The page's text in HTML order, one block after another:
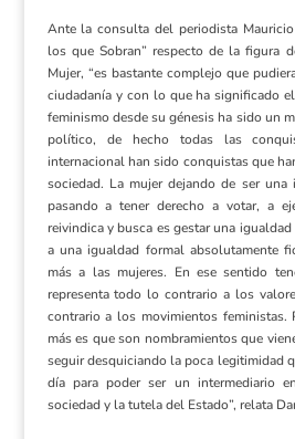
Ante la consulta del periodista
los que Sobran” respecto de la figura
Mujer, “es bastante complejo que
ciudadanía y con lo que ha significado
feminismo desde su génesis ha sido un
político, de hecho todas las
internacional han sido conquistas que
sociedad. La mujer dejando de ser una
pasando a tener derecho a votar, a
reivindica y busca es gestar una
a una igualdad formal absolutamente
más a las mujeres. En ese sentido
representa todo lo contrario a los
contrario a los movimientos feministas.
más es que son nombramientos que
seguir desquiciando la poca legitimidad
día para poder ser un intermediario
sociedad y la tutela del Estado”, relata